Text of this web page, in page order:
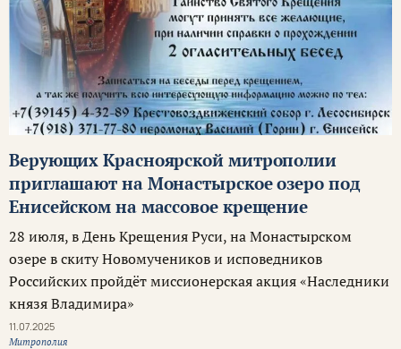
Верующих Красноярской митрополии
приглашают на Монастырское озеро под
Енисейском на массовое крещение
28 июля, в День Крещения Руси, на Монастырском
озере в скиту Новомучеников и исповедников
Российских пройдёт миссионерская акция «Наследники
князя Владимира»
11.07.2025
Митрополия